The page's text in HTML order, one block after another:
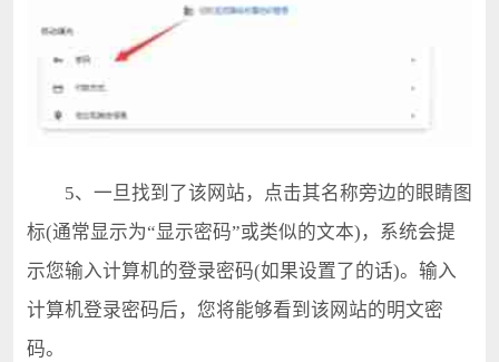
5、一旦找到了该网站，点击其名称旁边的眼睛图
标(通常显示为“显示密码”或类似的文本)，系统会提
示您输入计算机的登录密码(如果设置了的话)。输入
计算机登录密码后，您将能够看到该网站的明文密
码。